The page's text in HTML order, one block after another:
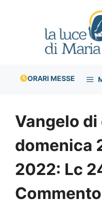
ORARI MESSE
Vangelo di
domenica
2022: Lc